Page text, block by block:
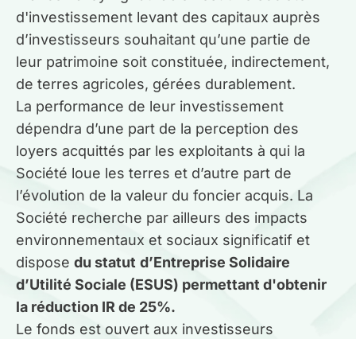
Guides gratuits
Qui sommes-nous ?
Mon compte
Comparer les produits
Prendre rendez-vous
d'investissement levant des capitaux auprès
d’investisseurs souhaitant qu’une partie de
leur patrimoine soit constituée, indirectement,
de terres agricoles, gérées durablement.
La performance de leur investissement
dépendra d’une part de la perception des
loyers acquittés par les exploitants à qui la
Société loue les terres et d’autre part de
l’évolution de la valeur du foncier acquis. La
Société recherche par ailleurs des impacts
environnementaux et sociaux significatif et
dispose du statut d’Entreprise Solidaire
d’Utilité Sociale (ESUS) permettant d'obtenir
la réduction IR de 25%.
Le fonds est ouvert aux investisseurs